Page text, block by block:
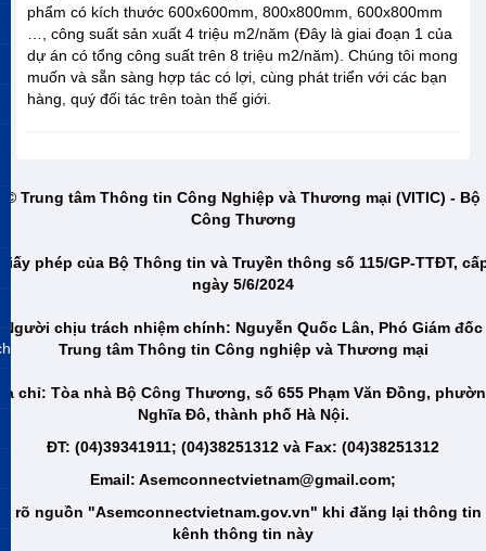
phẩm có kích thước 600x600mm, 800x800mm, 600x800mm
…, công suất sản xuất 4 triệu m2/năm (Đây là giai đoạn 1 của
dự án có tổng công suất trên 8 triệu m2/năm). Chúng tôi mong
muốn và sẵn sàng hợp tác có lợi, cùng phát triển với các bạn
hàng, quý đối tác trên toàn thế giới.
© Trung tâm Thông tin Công Nghiệp và Thương mại (VITIC) - Bộ
Công Thương
phép của Bộ Thông tin và Truyền thông số 115/GP-TTĐT,
ngày 5/6/2024
Người chịu trách nhiệm chính: Nguyễn Quốc Lân, Phó Giám đốc
Trung tâm Thông tin Công nghiệp và Thương mại
chỉ: Tòa nhà Bộ Công Thương, số 655 Phạm Văn Đồng,
Nghĩa Đô, thành phố Hà Nội.
ĐT: (04)39341911; (04)38251312 và Fax: (04)38251312
Email: Asemconnectvietnam@gmail.com;
rõ nguồn "Asemconnectvietnam.gov.vn" khi đăng lại thông tin
kênh thông tin này